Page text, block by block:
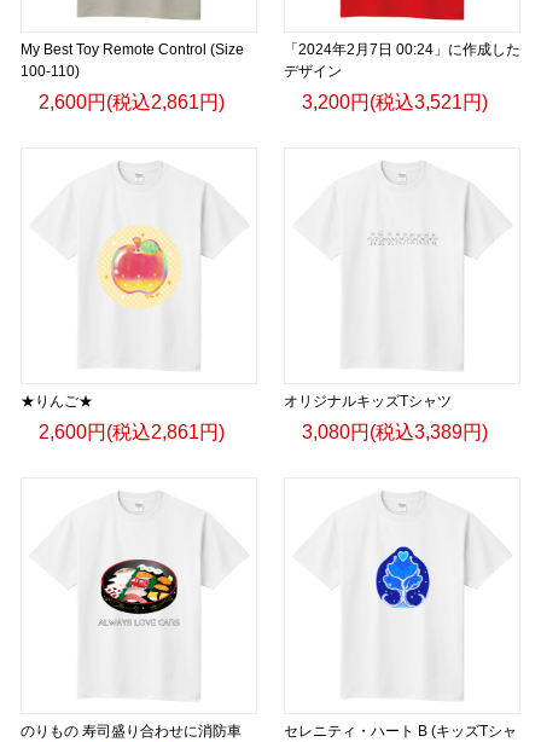
My Best Toy Remote Control (Size
100-110)
2,600円(税込2,861円)
「2024年2月7日 00:24」に作成した
デザイン
3,200円(税込3,521円)
★りんご★
2,600円(税込2,861円)
オリジナルキッズTシャツ
3,080円(税込3,389円)
のりもの 寿司盛り合わせに消防車
セレニティ・ハート B (キッズTシャ